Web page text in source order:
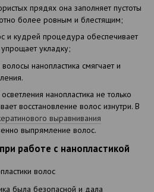
прядях она заполняет пустоты
более ровным и блестящим;
и кудрей процедура обеспечивает
укладку;
нанопластика смягчает и
нанопластика не только
восстановление волос изнутри. В
выравнивания
выпрямление волос.
работе с нанопластикой
была безопасной и дала